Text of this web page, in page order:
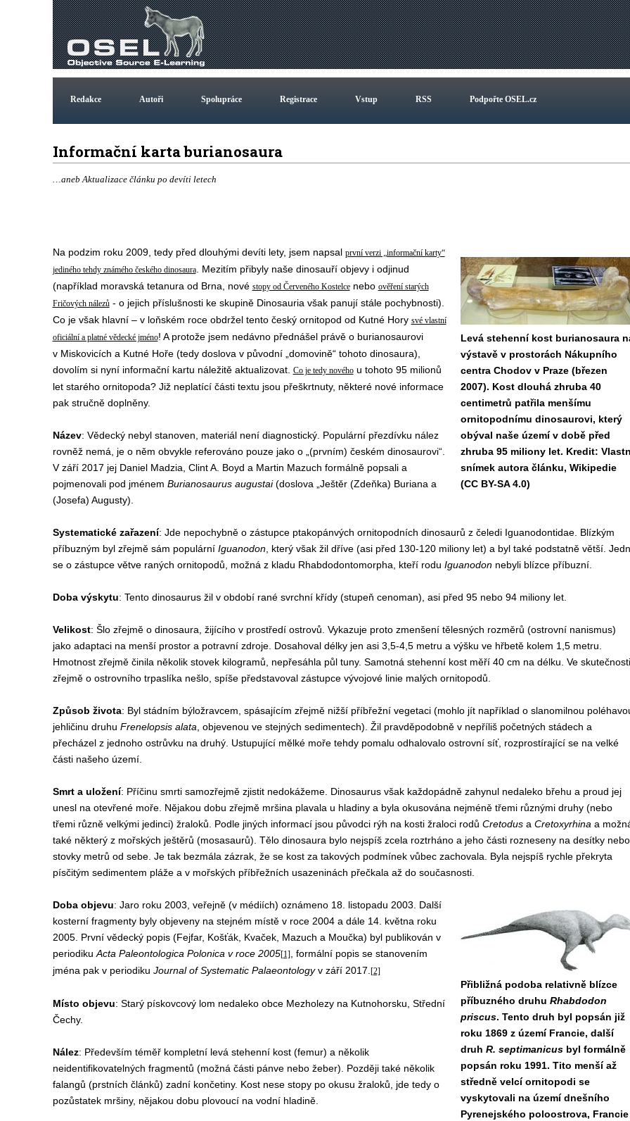
Redakce Autoři Spolupráce Registrace Vstup RSS Podpořte OSEL.cz
Informační karta burianosaura
…aneb Aktualizace článku po devíti letech
Levá stehenní kost burianosaura
výstavě v prostorách Nákupního
centra Chodov v Praze (březen
2007). Kost dlouhá zhruba 40
centimetrů patřila menšímu
ornitopodnímu dinosaurovi, který
obýval naše území v době před
zhruba 95 miliony let. Kredit:
snímek autora článku, Wikipedie
(CC BY-SA 4.0)
Na podzim roku 2009, tedy před dlouhými devíti lety, jsem napsal první verzi „informační karty“
jediného tehdy známého českého dinosaura. Mezitím přibyly naše dinosauří objevy i odjinud
(například moravská tetanura od Brna , nové stopy od Červeného Kostelcenebo ověření starých
Fričových nálezů- o jejich příslušnosti ke skupině Dinosauria však panují stále pochybnosti).
Co je však hlavní – v loňském roce obdržel tento český ornitopod od Kutné Hory své vlastní
oficiální a platné vědecké jméno! A protože jsem nedávno přednášel právě o burianosaurovi
v Miskovicích a Kutné Hoře (tedy doslova v původní „domovině“ tohoto dinosaura),
dovolím si nyní informační kartu náležitě aktualizovat. Co je tedy novéhou tohoto 95 milionů
let starého ornitopoda? Již neplatící části textu jsou přeškrtnuty, některé nové informace
pak stručně doplněny.
Název: Vědecký nebyl stanoven, materiál není diagnostický. Populární přezdívku nález
rovněž nemá, je o něm obvykle referováno pouze jako o „(prvním) českém dinosaurovi“.
V září 2017 jej Daniel Madzia, Clint A. Boyd a Martin Mazuch formálně popsali a
pojmenovali pod jménem Burianosaurus augustai(doslova „Ještěr (Zdeňka) Buriana a
(Josefa) Augusty).
Systematické zařazení: Jde nepochybně o zástupce ptakopánvých ornitopodních dinosaurů z čeledi Iguanodontidae. Blízkým
příbuzným byl zřejmě sám populární Iguanodon, který však žil dříve (asi před 130-120 miliony let) a byl také podstatně větší.
se o zástupce větve raných ornitopodů, možná z kladu Rhabdodontomorpha, kteří rodu Iguanodonnebyli blízce příbuzní.
Doba výskytu: Tento dinosaurus žil v období rané svrchní křídy (stupeň cenoman), asi před 95 nebo 94 miliony let.
Velikost: Šlo zřejmě o dinosaura, žijícího v prostředí ostrovů. Vykazuje proto zmenšení tělesných rozměrů (ostrovní nanismus)
jako adaptaci na menší prostor a potravní zdroje. Dosahoval délky jen asi 3,5-4,5 metru a výšku ve hřbetě kolem 1,5 metru.
Hmotnost zřejmě činila několik stovek kilogramů, nepřesáhla půl tuny. Samotná stehenní kost měří 40 cm na délku. Ve skutečnosti
zřejmě o ostrovního trpaslíka nešlo, spíše představoval zástupce vývojové linie malých ornitopodů.
Způsob života: Byl stádním býložravcem, spásajícím zřejmě nižší příbřežní vegetaci (mohlo jít například o slanomilnou
jehličinu druhu Frenelopsis alata , objevenou ve stejných sedimentech). Žil pravděpodobně v nepříliš početných stádech a
přecházel z jednoho ostrůvku na druhý. Ustupující mělké moře tehdy pomalu odhalovalo ostrovní síť, rozprostírající se na velké
části našeho území.
Smrt a uložení: Příčinu smrti samozřejmě zjistit nedokážeme. Dinosaurus však každopádně zahynul nedaleko břehu a proud jej
unesl na otevřené moře. Nějakou dobu zřejmě mršina plavala u hladiny a byla okusována nejméně třemi různými druhy (nebo
třemi různě velkými jedinci) žraloků. Podle jiných informací jsou původci rýh na kosti žraloci rodů Cretodusa Cretoxyrhina a
také některý z mořských ještěrů (mosasaurů). Tělo dinosaura bylo nejspíš zcela roztrháno a jeho části rozneseny na desítky nebo
stovky metrů od sebe. Je tak bezmála zázrak, že se kost za takových podmínek vůbec zachovala. Byla nejspíš rychle překryta
písčitým sedimentem pláže a v mořských příbřežních usazeninách přečkala až do současnosti.
Přibližná podoba relativně blízce
příbuzného druhu Rhabdodon
priscus. Tento druh byl popsán již
roku 1869 z území Francie, další
druh R. septimanicusbyl formálně
popsán roku 1991. Tito menší až
středně velcí ornitopodi se
vyskytovali na území dnešního
Pyrenejského poloostrova, Francie
Doba objevu: Jaro roku 2003, veřejně (v médiích) oznámeno 18. listopadu 2003. Další
kosterní fragmenty byly objeveny na stejném místě v roce 2004 a dále 14. května roku
2005. První vědecký popis (Fejfar, Košťák, Kvaček, Mazuch a Moučka) byl publikován v
periodiku Acta Paleontologica Polonica v roce 2005[1], formální popis se stanovením
jména pak v periodiku Journal of Systematic Palaeontologyv září 2017. [2]
Místo objevu: Starý pískovcový lom nedaleko obce Mezholezy na Kutnohorsku, Střední
Čechy.
Nález: Především téměř kompletní levá stehenní kost (femur) a několik
neidentifikovatelných fragmentů (možná části pánve nebo žeber). Později také několik
falangů (prstních článků) zadní končetiny. Kost nese stopy po okusu žraloků, jde tedy o
pozůstatek mršiny, nějakou dobu plovoucí na vodní hladině.